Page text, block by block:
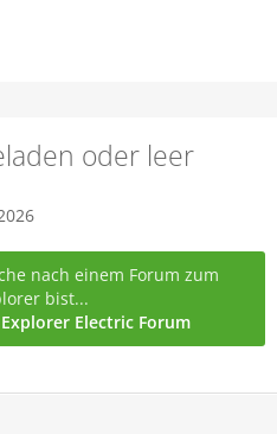
oder leer
nach einem Forum zum
bist...
Electric Forum